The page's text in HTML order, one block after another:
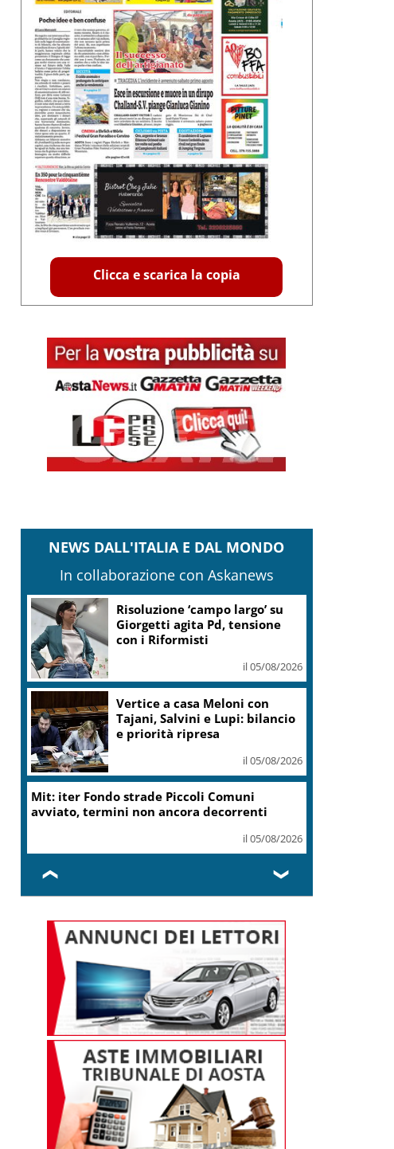
Clicca e scarica la copia
NEWS DALL'ITALIA E DAL MONDO
In collaborazione con Askanews
Banco Bpm, Castagna: Agricole
Italia? Valuteremo, ritengo
fusione molto solida
il 05/08/2026
Conti pubblici, Governo
incassa sì su clausola Ue. Lega
ottiene modifica a risoluzione
il 05/08/2026
Delmastro, Camera dice no a
uso chat con Caroccia: in aula
il 05/08/2026